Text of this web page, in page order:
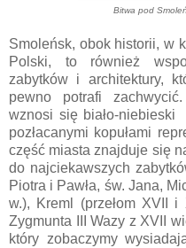
Bitwa pod
Smoleńsk, obok historii, w
Polski, to również
zabytków i architektury,
pewno potrafi
wznosi się biało-
pozłacanymi kopułami
część miasta znajduje się
do najciekawszych
Piotra i Pawła, św. Jana,
w.), Kreml (przełom XVII
Zygmunta III Wazy z XVII
który zobaczymy